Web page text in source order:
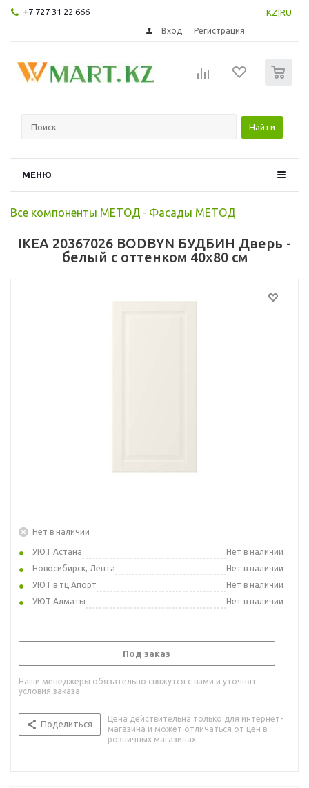
+7 727 31 22 666 KZ RU
Вход Регистрация
Найти
МЕНЮ
Все компоненты МЕТОД - Фасады МЕТОД
IKEA 20367026 BODBYN БУДБИН Дверь -
белый с оттенком 40x80 см
Нет в наличии
УЮТ Астана
Нет в наличии
Новосибирск, Лента
Нет в наличии
УЮТ в тц Апорт
Нет в наличии
УЮТ Алматы
Нет в наличии
Под заказ
Наши менеджеры обязательно свяжутся с вами и уточнят
условия заказа
Поделиться
Цена действительна только для интернет-
магазина и может отличаться от цен в
розничных магазинах